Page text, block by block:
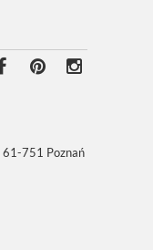
61-751 Poznań